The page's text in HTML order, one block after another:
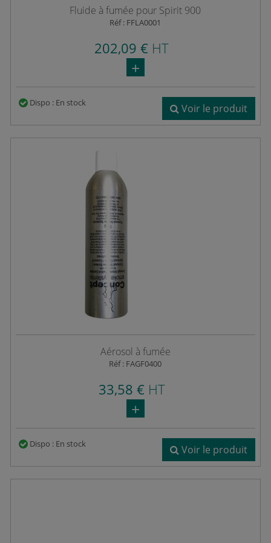
Fluide à fumée pour Spirit 900
Réf : FFLA0001
202,09 € HT
Dispo : En stock Voir le produit
Aérosol à fumée
Réf : FAGF0400
33,58 €HT
Dispo : En stock Voir le produit